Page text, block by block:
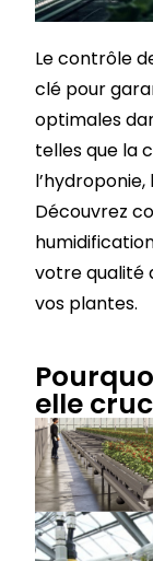
Le contrôle
clé pour
optimales
telles que la
l’hydroponie,
Découvrez
votre qualité
vos plantes.
elle